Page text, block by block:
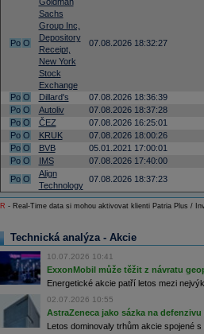
Po O
Sachs
Group Inc,
Depository
Receipt,
New York
Stock
Exchange
07.08.2026 18:32:27
Po O Dillard's 07.08.2026 18:36:39
Po O Autoliv 07.08.2026 18:37:28
Po O ČEZ 07.08.2026 16:25:01
Po O KRUK 07.08.2026 18:00:26
Po O BVB 05.01.2021 17:00:01
Po O IMS 07.08.2026 17:40:00
Po O
Align
Technology
07.08.2026 18:37:23
R - Real-Time data si mohou aktivovat klienti Patria Plus /
Technická analýza - Akcie
10.07.2026 10:41
ExxonMobil může těžit z návratu
Energetické akcie patří letos mezi
02.07.2026 10:55
AstraZeneca jako sázka na
Letos dominovaly trhům akcie spojené s